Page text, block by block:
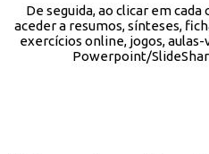
De seguida, ao clicar em
aceder a resumos, sínteses,
exercícios online, jogos,
Powerpoint/